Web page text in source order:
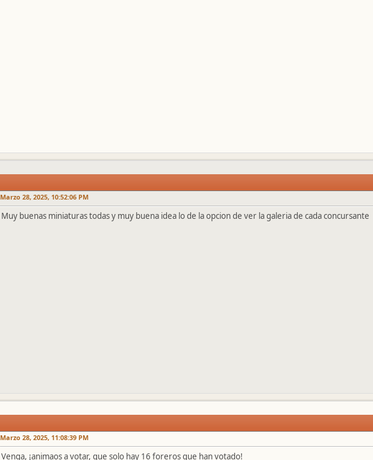
Marzo 28, 2025, 10:52:06 PM
Muy buenas miniaturas todas y muy buena idea lo de la opcion de ver la galeria de cada concursante
Marzo 28, 2025, 11:08:39 PM
Venga, ¡animaos a votar, que solo hay 16 foreros que han votado!